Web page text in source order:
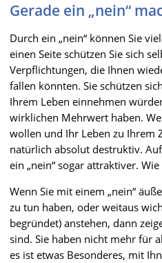
Gerade ein „nein“
Durch ein „nein“ können Sie
einen Seite schützen Sie sich
Verpflichtungen, die Ihnen
fallen könnten. Sie schützen
Ihrem Leben einnehmen
wirklichen Mehrwert haben.
wollen und Ihr Leben zu Ihrem
natürlich absolut destruktiv.
ein „nein“ sogar attraktiver.
Wenn Sie mit einem „nein“
zu tun haben, oder weitaus
begründet) anstehen, dann
sind. Sie haben nicht mehr für
es ist etwas Besonderes, mit